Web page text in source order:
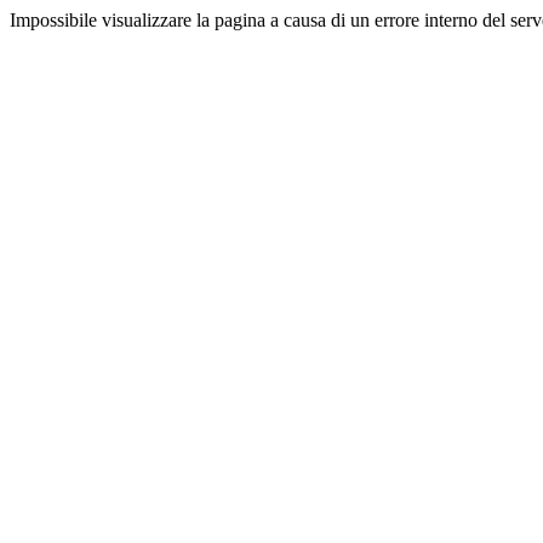
Impossibile visualizzare la pagina a causa di un errore interno del